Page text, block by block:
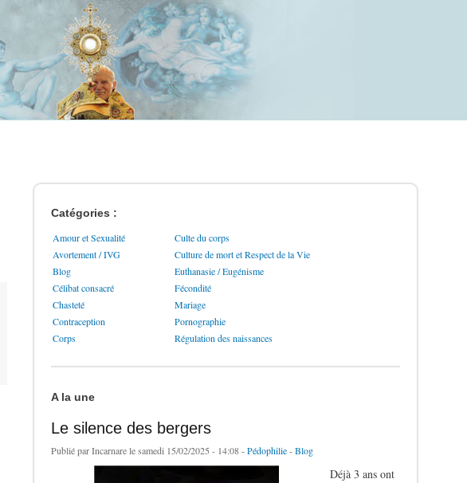
Catégories :
Amour et Sexualité
Culte du corps
Avortement / IVG
Culture de mort et Respect de la Vie
Blog
Euthanasie / Eugénisme
Célibat consacré
Fécondité
Chasteté
Mariage
Contraception
Pornographie
Corps
Régulation des naissances
A la une
Le silence des bergers
Publié parIncarnarele samedi 15/02/2025 - 14:08 -Pédophilie-Blog
Déjà 3 ans ont